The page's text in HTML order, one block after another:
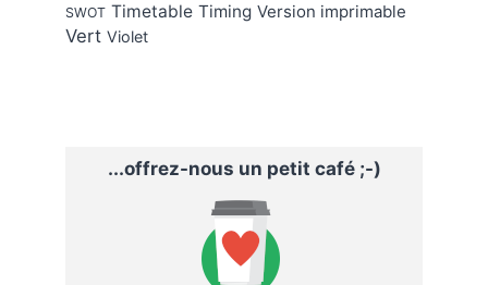
SWOT Timetable Timing Version imprimable
Vert Violet
...offrez-nous un petit café ;-)